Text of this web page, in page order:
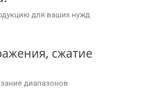
для ваших нужд
сжатие
диапазонов